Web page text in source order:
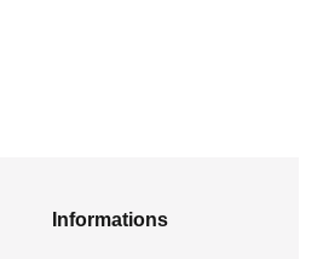
Informations